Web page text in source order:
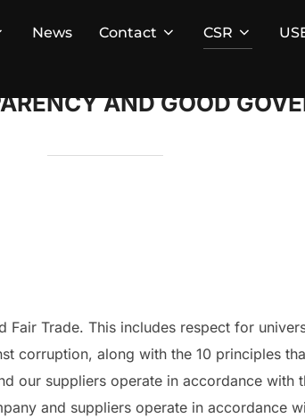
News Contact CSR
AND GOOD
Trade. This includes respect for
corruption, along with the 10 principles
our suppliers operate in accordance with
and suppliers operate in accordance